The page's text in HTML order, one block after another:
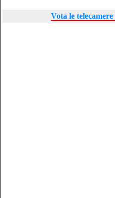
Vota le